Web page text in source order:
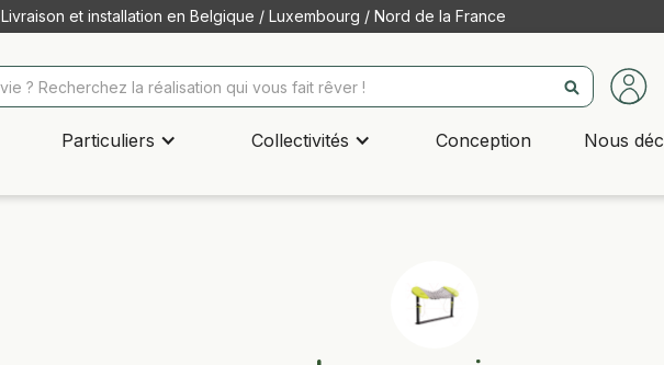
Livraison et installation en Belgique / Luxembourg / Nord de la France
Particuliers Collectivités Conception Nous